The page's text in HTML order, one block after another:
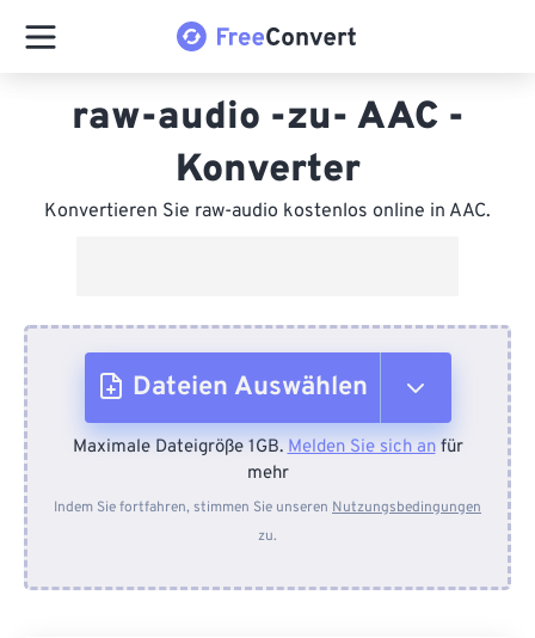
raw-audio -zu- AAC -
Konverter
Konvertieren Sie raw-audio kostenlos online in AAC.
Dateien Auswählen
Vom Gerät
Von Dropbox
Maximale Dateigröße 1GB.Melden Sie sich anfür
mehr
Indem Sie fortfahren, stimmen Sie unseren Nutzungsbedingungen
zu.